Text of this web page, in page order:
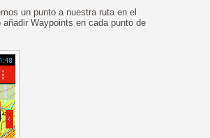
un punto a nuestra ruta en el
Waypoints en cada punto de